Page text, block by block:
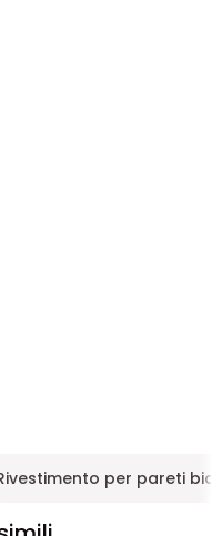
per pareti